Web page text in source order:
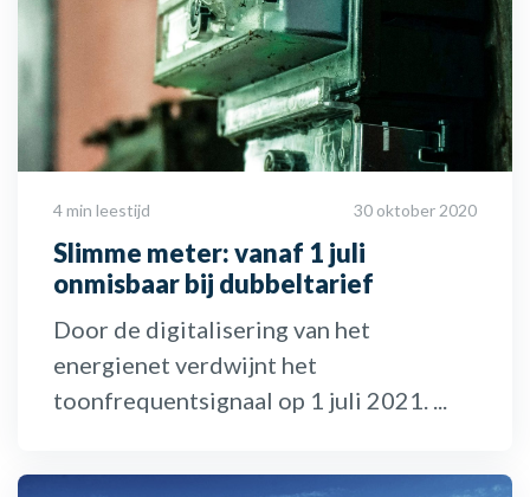
4 min leestijd 30 oktober 2020
Slimme meter: vanaf 1 juli
onmisbaar bij dubbeltarief
Door de digitalisering van het
energienet verdwijnt het
toonfrequentsignaal op 1 juli 2021. ...